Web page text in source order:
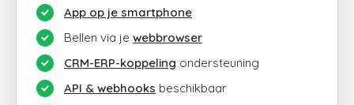
App op je smartphone
Bellen via je webbrowser
CRM-ERP-koppeling ondersteuning
API & webhooks beschikbaar